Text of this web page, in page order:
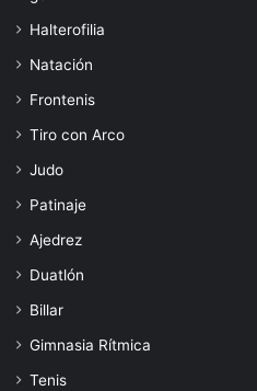
Halterofilia
Natación
Frontenis
Tiro con Arco
Judo
Patinaje
Ajedrez
Duatlón
Billar
Gimnasia Rítmica
Tenis